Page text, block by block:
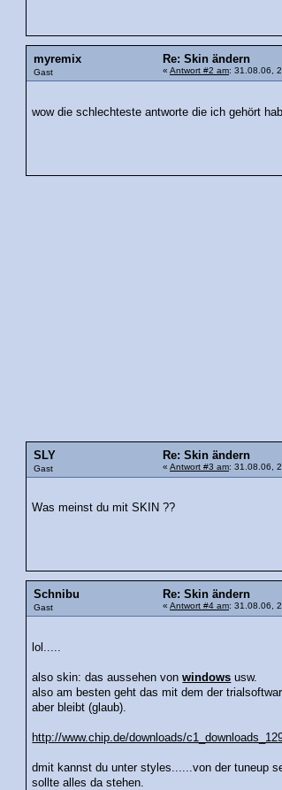
myremix
Gast
Re: Skin ändern
« Antwort #2 am: 31.08.06,
wow die schlechteste antworte die ich gehört
SLY
Gast
Re: Skin ändern
« Antwort #3 am: 31.08.06,
Was meinst du mit SKIN ??
Schnibu
Gast
Re: Skin ändern
« Antwort #4 am: 31.08.06,
lol.....
also skin: das aussehen vonwindows usw.
also am besten geht das mit dem der
aber bleibt (glaub).
http://www.chip.de/downloads/
dmit kannst du unter styles......von der tuneup
sollte alles da stehen.